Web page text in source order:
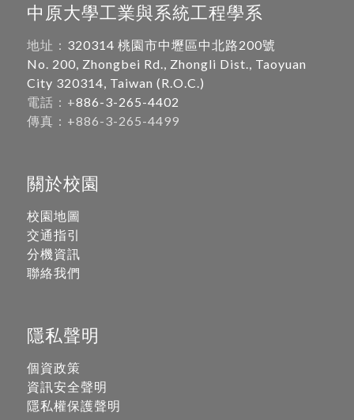
中原大學工業與系統工程學系
地址： 320314 桃園市中壢區中北路200號
No. 200, Zhongbei Rd., Zhongli Dist., Taoyuan
City 320314, Taiwan (R.O.C.)
電話：+886-3-265-4402
傳真：+886-3-265-4499
關於校園
校園地圖
交通指引
分機資訊
聯絡我們
隱私聲明
個資政策
資訊安全聲明
隱私權保護聲明